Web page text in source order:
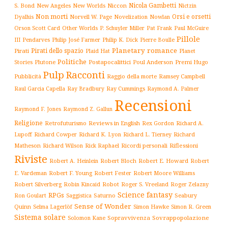
S. Bond New Angeles New Worlds Niccon Nicola Gambetti Nictzin
Dyalhis Non morti Norvell W. Page Novelization Nowlan Orsi e orsetti
Orson Scott Card Other Worlds P. Schuyler Miller Pat Frank Paul McGuire
III Pendarves Philip José Farmer Philip K. Dick Pierre Boulle Pillole
Pirati Pirati dello spazio Plaid Hat Planetary romance Planet
Stories Plutone Politiche Postapocalittici Poul Anderson Premi Hugo
Pubblicità Pulp Racconti Raggio della morte Ramsey Campbell
Raul Garcia Capella Ray Bradbury Ray Cummings Raymond A. Palmer
Raymond F. Jones Raymond Z. Gallun Recensioni
Religione Retrofuturismo Reviews in English Rex Gordon Richard A.
Lupoff Richard Cowper Richard K. Lyon Richard L. Tierney Richard
Matheson Richard Wilson Rick Raphael Ricordi personali Riflessioni
Riviste Robert A. Heinlein Robert Bloch Robert E. Howard Robert
E. Vardeman Robert F. Young Robert Fester Robert Moore Williams
Robert Silverberg Robin Kincaid Robot Roger S. Vreeland Roger Zelazny
Ron Goulart RPGs Saggistica Saturno Science fantasy Seabury
Quinn Selma Lagerlöf Sense of Wonder Simon Hawke Simon R. Green
Sistema solare Solomon Kane Sopravvivenza Sovrappopolazione